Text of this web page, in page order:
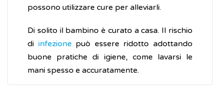
possono utilizzare cure per alleviarli.
Di solito il bambino è curato a casa. Il rischio
di infezione può essere ridotto adottando
buone pratiche di igiene, come lavarsi le
mani spesso e accuratamente.